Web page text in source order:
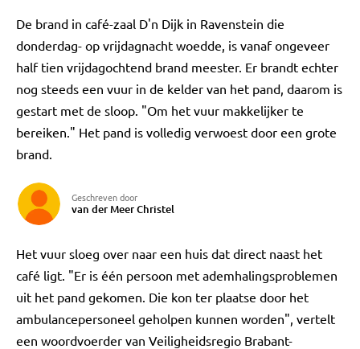
De brand in café-zaal D'n Dijk in Ravenstein die
donderdag- op vrijdagnacht woedde, is vanaf ongeveer
half tien vrijdagochtend brand meester. Er brandt echter
nog steeds een vuur in de kelder van het pand, daarom is
gestart met de sloop. "Om het vuur makkelijker te
bereiken." Het pand is volledig verwoest door een grote
brand.
Geschreven door
van der Meer Christel
Het vuur sloeg over naar een huis dat direct naast het
café ligt. "Er is één persoon met ademhalingsproblemen
uit het pand gekomen. Die kon ter plaatse door het
ambulancepersoneel geholpen kunnen worden", vertelt
een woordvoerder van Veiligheidsregio Brabant-